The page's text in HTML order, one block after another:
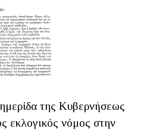
της Κυβερνήσεως
νόμος στην